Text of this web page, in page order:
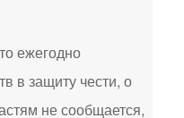
ежегодно
в защиту чести, о
не сообщается,